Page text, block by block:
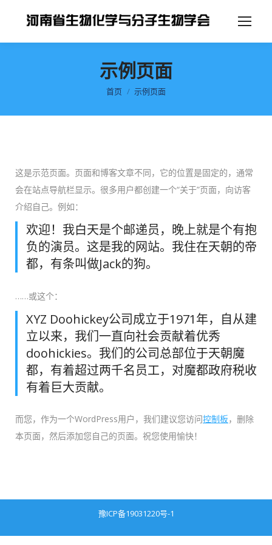
示例页面
你在这里：
首页 示例页面
这是示范页面。页面和博客文章不同，它的位置是固定的，通常
会在站点导航栏显示。很多用户都创建一个“关于”页面，向访客
介绍自己。例如：
欢迎！我白天是个邮递员，晚上就是个有抱
负的演员。这是我的网站。我住在天朝的帝
都，有条叫做Jack的狗。
……或这个：
XYZ Doohickey公司成立于1971年，自从建
立以来，我们一直向社会贡献着优秀
doohickies。我们的公司总部位于天朝魔
都，有着超过两千名员工，对魔都政府税收
有着巨大贡献。
而您，作为一个WordPress用户，我们建议您访问控制板，删除
本页面，然后添加您自己的页面。祝您使用愉快！
豫ICP备19031220号-1